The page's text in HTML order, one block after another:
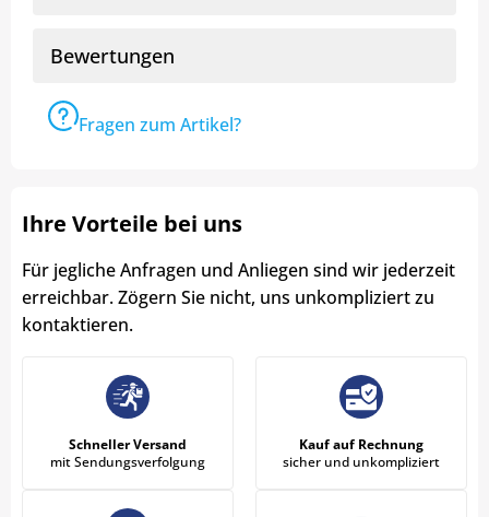
Bewertungen
Fragen zum Artikel?
Ihre Vorteile bei uns
Für jegliche Anfragen und Anliegen sind wir jederzeit
erreichbar. Zögern Sie nicht, uns unkompliziert zu
kontaktieren.
Schneller Versand
mit Sendungsverfolgung
Kauf auf Rechnung
sicher und unkompliziert